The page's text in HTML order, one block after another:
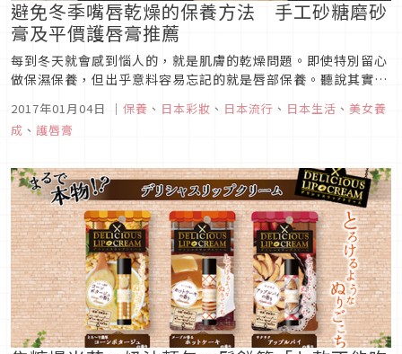
避免冬季嘴唇乾燥的保養方法 手工砂糖磨砂
膏及平價護唇膏推薦
每到冬天就會感到惱人的，就是肌膚的乾燥問題。即使特別留心
做保濕保養，但出乎意料容易忘記的就是唇部保養。聽說其實男
節之類的，總之會有很多和別人碰面的機會。應該也有人會和喜
歡的男性見到面的？ 在這種時候如果嘴唇乾巴巴，那可真是糗
2017年01月04日 ｜ 保養 、 日本彩妝 、 日本流行 、 日本生活 、 美女養
成 、 護唇膏